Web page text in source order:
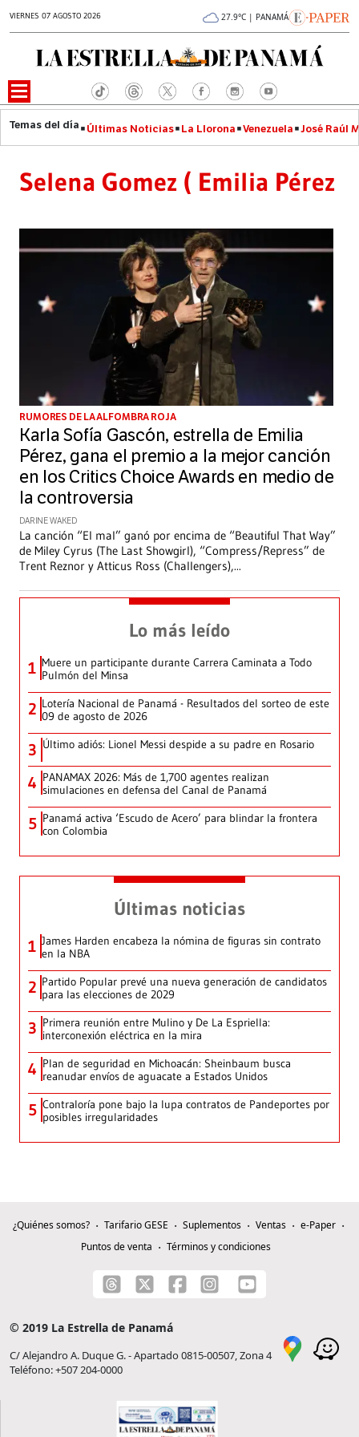
VIERNES 07 AGOSTO 2026 27.9°C | PANAMÁ
Últimas Noticias La Llorona Venezuela José Raúl
Selena Gomez ( Emilia Pérez
RUMORES DE LA ALFOMBRA ROJA
Karla Sofía Gascón, estrella de Emilia
Pérez, gana el premio a la mejor canción
en los Critics Choice Awards en medio de
la controversia
DARINE WAKED
La canción “El mal” ganó por encima de “Beautiful That Way”
de Miley Cyrus (The Last Showgirl), “Compress/Repress” de
Trent Reznor y Atticus Ross (Challengers),...
Lo más leído
1 Muere un participante durante Carrera Caminata a Todo
Pulmón del Minsa
2 Lotería Nacional de Panamá - Resultados del sorteo de este
09 de agosto de 2026
3 Último adiós: Lionel Messi despide a su padre en Rosario
4 PANAMAX 2026: Más de 1,700 agentes realizan
simulaciones en defensa del Canal de Panamá
5 Panamá activa ‘Escudo de Acero’ para blindar la frontera
con Colombia
Últimas noticias
1 James Harden encabeza la nómina de figuras sin contrato
en la NBA
2 Partido Popular prevé una nueva generación de candidatos
para las elecciones de 2029
3 Primera reunión entre Mulino y De La Espriella:
interconexión eléctrica en la mira
4 Plan de seguridad en Michoacán: Sheinbaum busca
reanudar envíos de aguacate a Estados Unidos
5 Contraloría pone bajo la lupa contratos de Pandeportes por
posibles irregularidades
¿Quiénes somos? Tarifario GESE Suplementos Ventas
e-Paper
Puntos de venta
Términos y condiciones
© 2019 La Estrella de Panamá
C/ Alejandro A. Duque G. - Apartado 0815-00507, Zona 4
Teléfono: +507 204-0000